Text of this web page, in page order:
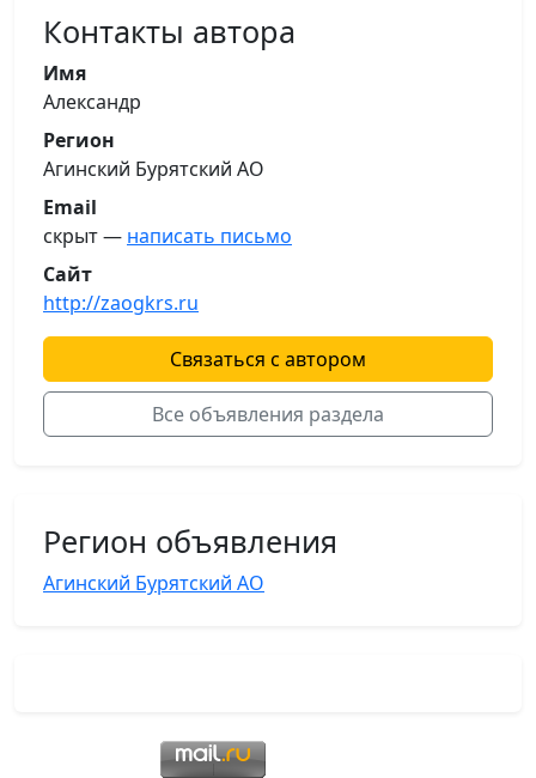
Контакты автора
Имя
Александр
Регион
Агинский Бурятский АО
Email
скрыт — написать письмо
Сайт
http://zaogkrs.ru
Связаться с автором
Все объявления раздела
Регион объявления
Агинский Бурятский АО